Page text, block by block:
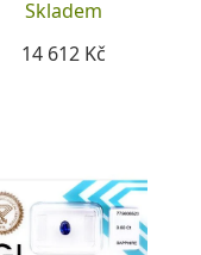
Skladem
14 612 Kč